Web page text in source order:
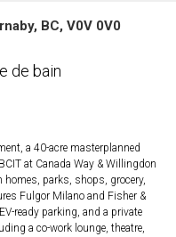
BC, V0V 0V0
de bain
a 40-acre masterplanned
at Canada Way & Willingdon
parks, shops, grocery,
Fulgor Milano and Fisher &
ready parking, and a private
a co-work lounge, theatre,